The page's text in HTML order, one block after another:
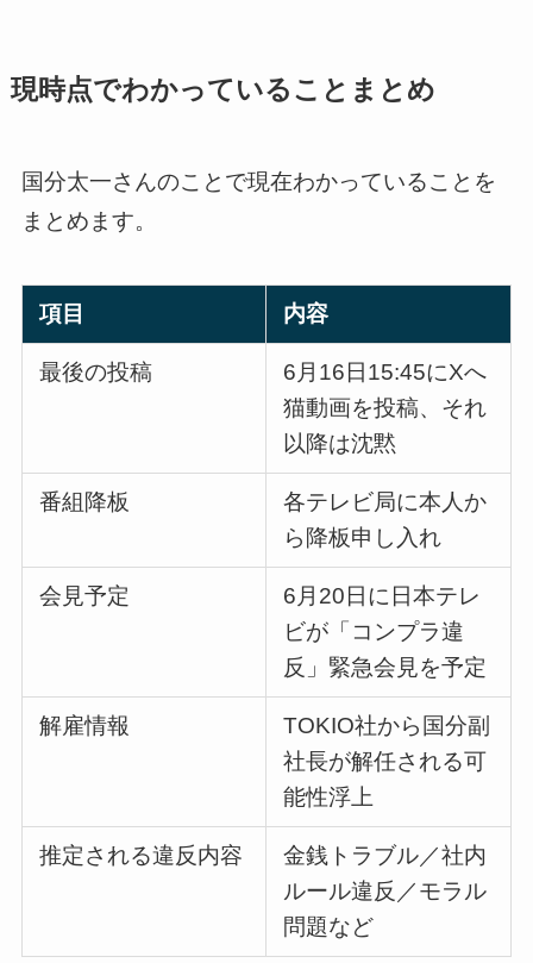
現時点でわかっていることまとめ
国分太一さんのことで現在わかっていることを
まとめます。
項目 内容
最後の投稿
6月16日15:45にXへ
猫動画を投稿、それ
以降は沈黙
番組降板
各テレビ局に本人か
ら降板申し入れ
会見予定
6月20日に日本テレ
ビが「コンプラ違
反」緊急会見を予定
解雇情報
TOKIO社から国分副
社長が解任される可
能性浮上
推定される違反内容
金銭トラブル／社内
ルール違反／モラル
問題など